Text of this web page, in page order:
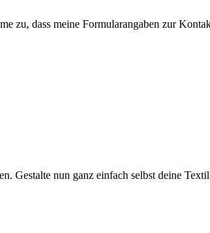
zu, dass meine Formularangaben zur
Gestalte nun ganz einfach selbst deine